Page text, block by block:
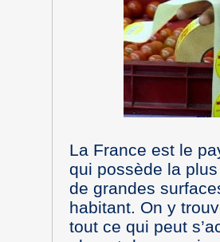
La France est le
qui possède la
de grandes
habitant. On y
tout ce qui peut